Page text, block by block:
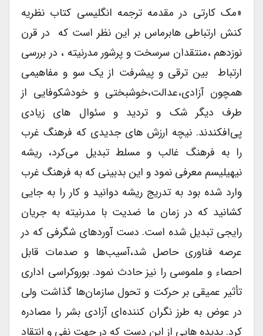
«مک کارتی در مقدمه ترجمه انگلیسی کتاب نظریه
کنش ارتباطی هابرماس بر این نظر است که در قرن
نوزدهم ،منتقدان سرسخت و پرشور مدرنیته ، در بررسی
ارتباط بین ترقی و پیشرفت از یک سو و مفاهیمی
همچون آزادی،عدالت،خوشبختی و خودشکوفایی از
طرف دیگر شک و تردید و سئوال های زیادی
پی‌افکندند. نیچه ارزش های جدیدی که فرهنگ غرب
را به فرهنگ غالب و مسلط تبدیل می‌کرد، ریشه
نیهیلیسم معرفی نمود و این بدبینی که به فرهنگ غرب
وارد شده بود به تدریج ریشه دوانید و کار را به جایی
کشانید که در زمان ما ضدیت با مدرنیته به جریان
رایجی تبدیل شده است. دست آورد‌های شگرفی که در
عرصه فناوری حاصل شد،آسیب‌ها و صدمات قابل
احصاء و ملموسی را نیز حادث نمود. بوروکراسی اداری
تأثیر عمیقی بر حرکت و تحول سازمان‌ها گذاشت ولی
در عوض به طرز نگران کننده‌ای آزادی بشر را مصادره
کرد. پدیده هایی از این دست که در جهت نفی و انتقاد